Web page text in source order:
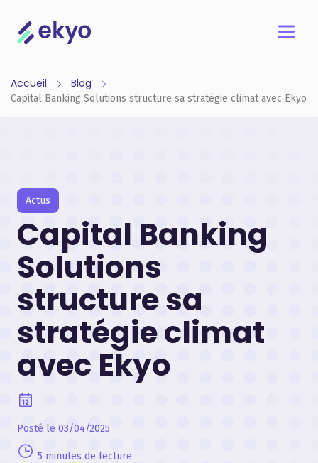
Accueil Blog
Capital Banking Solutions structure sa stratégie climat avec Ekyo
Actus
Capital Banking
Solutions
structure sa
stratégie climat
avec Ekyo
Posté le 03/04/2025
5 minutes de lecture